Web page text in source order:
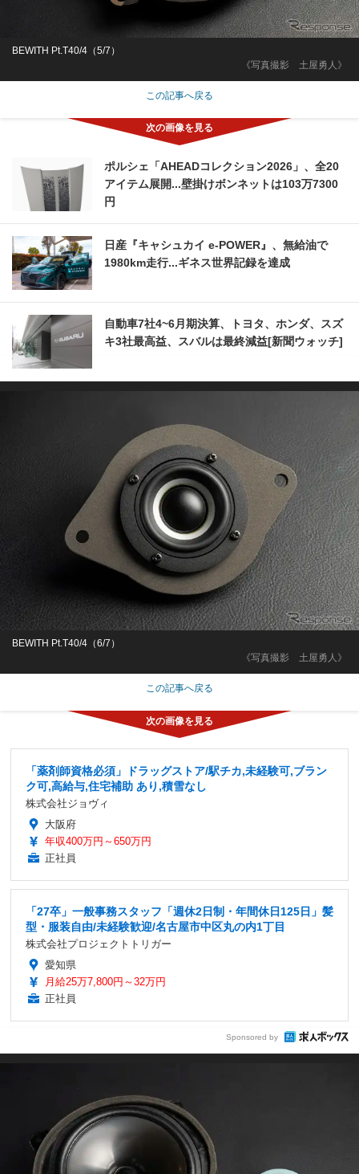
《写真撮影 土屋勇人》
BEWITH Pt.T40/4（5/7）
この記事へ戻る
ポルシェ「AHEADコレクション2026」、全20
アイテム展開...壁掛けボンネットは103万7300
円
日産『キャシュカイ e-POWER』、無給油で
1980km走行...ギネス世界記録を達成
自動車7社4~6月期決算、トヨタ、ホンダ、スズ
キ3社最高益、スバルは最終減益[新聞ウォッチ]
《写真撮影 土屋勇人》
BEWITH Pt.T40/4（6/7）
この記事へ戻る
「薬剤師資格必須」ドラッグストア/駅チカ,未経験可,ブラン
ク可,高給与,住宅補助 あり,積雪なし
株式会社ジョヴィ
大阪府
年収400万円～650万円
正社員
「27卒」一般事務スタッフ「週休2日制・年間休日125日」髪
型・服装自由/未経験歓迎/名古屋市中区丸の内1丁目
株式会社プロジェクトトリガー
愛知県
月給25万7,800円～32万円
正社員
Sponsored by